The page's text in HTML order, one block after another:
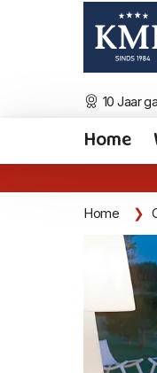
10 Jaar
Home
Home